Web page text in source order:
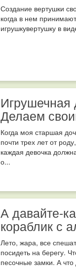
Создание вертушки
когда в нем
игрушкувертушку в
Игрушечная
Делаем
Когда моя старшая
почти трех лет от
каждая девочка
о...
А давайте-
кораблик с
Лето, жара, все
посидеть на берегу.
песочные замки. А